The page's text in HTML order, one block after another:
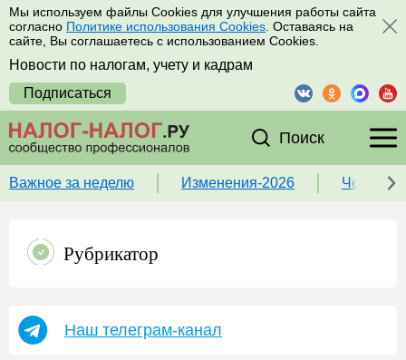
Мы используем файлы Cookies для улучшения работы сайта
согласно Политике использования Cookies . Оставаясь на
сайте, Вы соглашаетесь с использованием Cookies.
Новости по налогам, учету и кадрам
Подписаться
Поиск
Важное за неделю Изменения-2026 Чек-
Рубрикатор
Наш телеграм-канал